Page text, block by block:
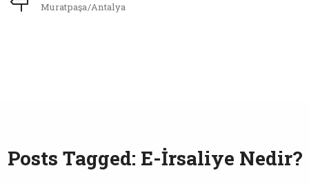
Muratpaşa/Antalya
Posts Tagged: E-İrsaliye Nedir?